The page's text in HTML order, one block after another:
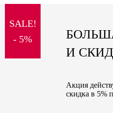
sale
special price
SALE!
- 5%
И
Акция
скидка в 5%